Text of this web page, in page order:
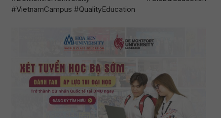
#VietnamCampus #QualityEducation